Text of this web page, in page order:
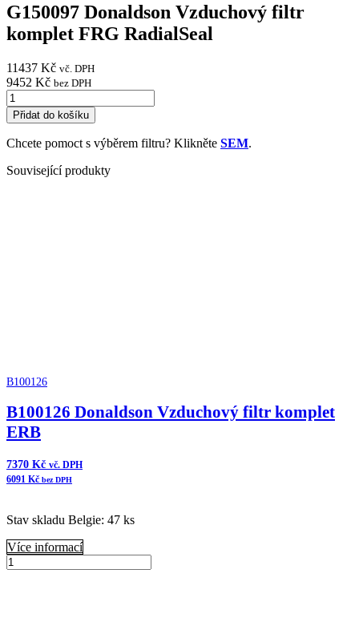
G150097 Donaldson Vzduchový filtr
komplet FRG RadialSeal
11437 Kč vč. DPH
9452 Kč bez DPH
G150097
Donaldson
Vzduchový
filtr
komplet
FRG
Přidat do košíku
Chcete pomoct s výběrem filtru? Klikněte SEM.
Související produkty
B100126
B100126 Donaldson Vzduchový filtr komplet
ERB
7370 Kč vč. DPH
6091 Kč bez DPH
Stav skladu Belgie: 47 ks
Více informací
B100126